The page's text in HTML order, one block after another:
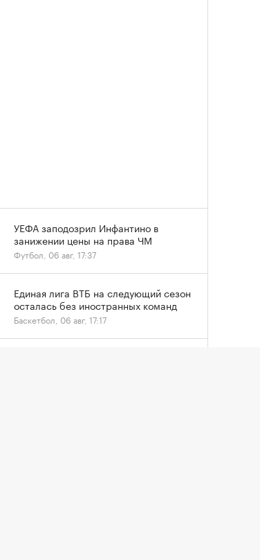
УЕФА заподозрил Инфантино в
занижении цены на права ЧМ
Футбол, 06 авг, 17:37
Единая лига ВТБ на следующий сезон
осталась без иностранных команд
Баскетбол, 06 авг, 17:17